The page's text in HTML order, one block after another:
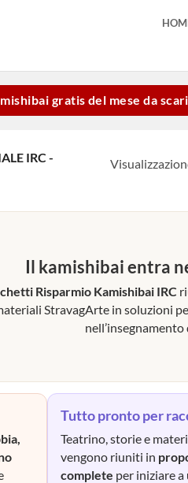
gratis del mese da
IRC -
Il kamishibai entra
Risparmio Kamishibai IRC
StravagArte in soluzioni
Tutto pronto per
Teatrino, storie e
vengono riuniti in
complete per iniziare